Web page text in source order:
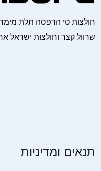
חולצות טי הדפסה תלת מימד
שרוול קצר וחולצות ישראל
תנאים ומדיניות